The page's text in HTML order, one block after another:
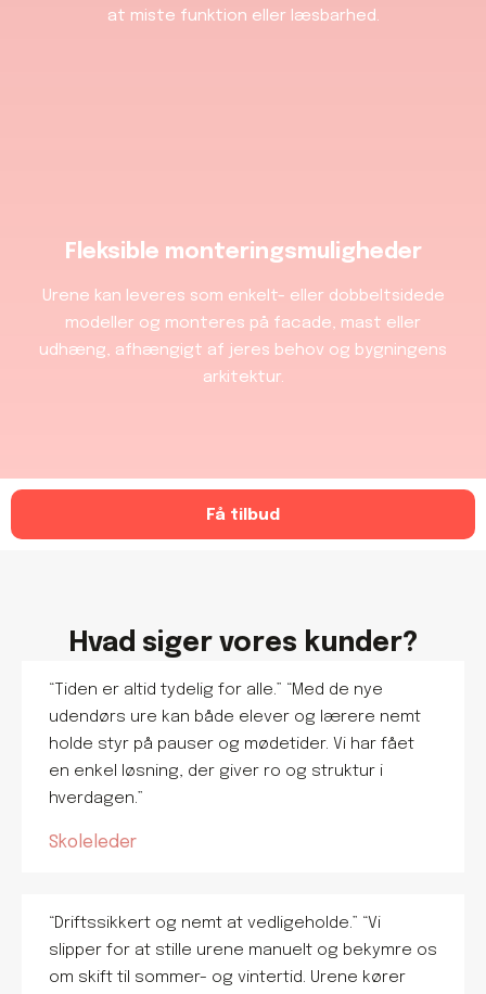
at miste funktion eller læsbarhed.
Fleksible monteringsmuligheder
Urene kan leveres som enkelt- eller dobbeltsidede
modeller og monteres på facade, mast eller
udhæng, afhængigt af jeres behov og bygningens
arkitektur.
Få tilbud
Hvad siger vores kunder?
“Tiden er altid tydelig for alle.” “Med de nye
udendørs ure kan både elever og lærere nemt
holde styr på pauser og mødetider. Vi har fået
en enkel løsning, der giver ro og struktur i
hverdagen.”
Skoleleder
“Driftssikkert og nemt at vedligeholde.” “Vi
slipper for at stille urene manuelt og bekymre os
om skift til sommer- og vintertid. Urene kører